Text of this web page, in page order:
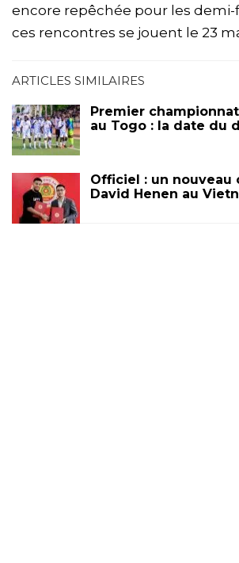
encore repêchée pour les demi-
ces rencontres se jouent le 23
ARTICLES SIMILAIRES
Premier
au Togo : la date du
Officiel : un nouveau
David Henen au